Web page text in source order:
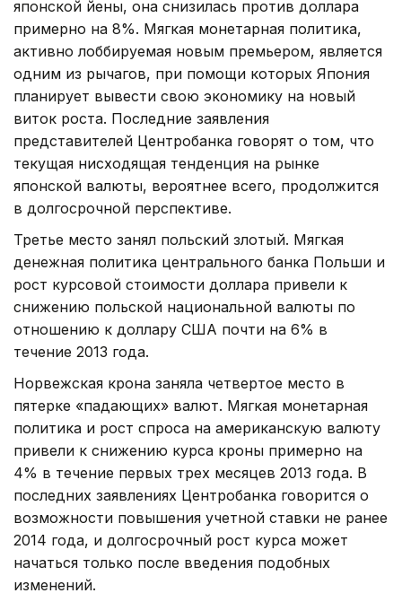
японской йены, она снизилась против доллара
примерно на 8%. Мягкая монетарная политика,
активно лоббируемая новым премьером, является
одним из рычагов, при помощи которых Япония
планирует вывести свою экономику на новый
виток роста. Последние заявления
представителей Центробанка говорят о том, что
текущая нисходящая тенденция на рынке
японской валюты, вероятнее всего, продолжится
в долгосрочной перспективе.
Третье место занял польский злотый. Мягкая
денежная политика центрального банка Польши и
рост курсовой стоимости доллара привели к
снижению польской национальной валюты по
отношению к доллару США почти на 6% в
течение 2013 года.
Норвежская крона заняла четвертое место в
пятерке «падающих» валют. Мягкая монетарная
политика и рост спроса на американскую валюту
привели к снижению курса кроны примерно на
4% в течение первых трех месяцев 2013 года. В
последних заявлениях Центробанка говорится о
возможности повышения учетной ставки не ранее
2014 года, и долгосрочный рост курса может
начаться только после введения подобных
изменений.